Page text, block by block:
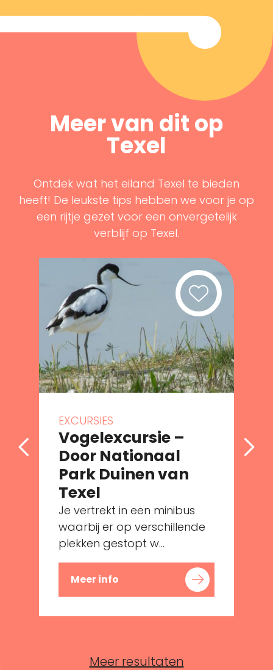
Meer van dit op
Texel
Ontdek wat het eiland Texel te bieden
heeft! De leukste tips hebben we voor je op
een rijtje gezet voor een onvergetelijk
verblijf op Texel.
EXCURSIES
Vogelexcursie –
Door Nationaal
Park Duinen van
Texel
Je vertrekt in een minibus
waarbij er op verschillende
plekken gestopt w...
Meer info
Meer resultaten